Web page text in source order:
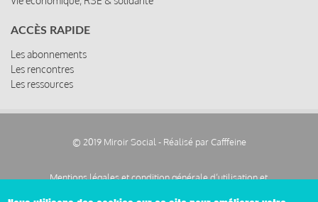
ACCÈS RAPIDE
Les abonnements
Les rencontres
Les ressources
© 2019 Miroir Social - Réalisé par Cafffeine
Pied
Mentions légales et condition générale d’utilisation et